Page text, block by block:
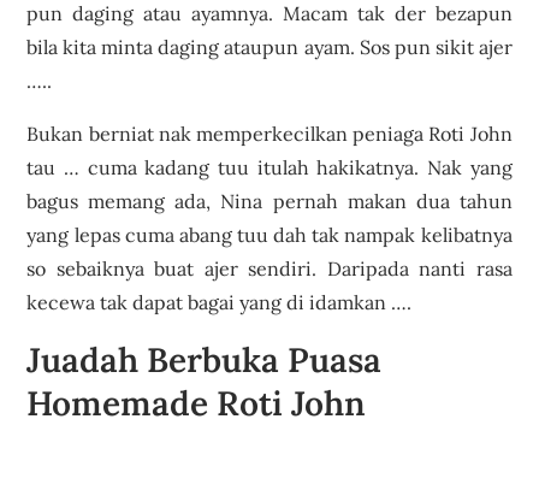
pun daging atau ayamnya. Macam tak der bezapun
bila kita minta daging ataupun ayam. Sos pun sikit ajer
…..
Bukan berniat nak memperkecilkan peniaga Roti John
tau … cuma kadang tuu itulah hakikatnya. Nak yang
bagus memang ada, Nina pernah makan dua tahun
yang lepas cuma abang tuu dah tak nampak kelibatnya
so sebaiknya buat ajer sendiri. Daripada nanti rasa
kecewa tak dapat bagai yang di idamkan ….
Juadah Berbuka Puasa
Homemade Roti John